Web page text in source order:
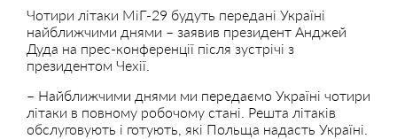
Чотири літаки МіГ-29 будуть передані Україні
найближчими днями – заявив президент Анджей
Дуда на прес-конференції після зустрічі з
президентом Чехії.
– Найближчими днями ми передаємо Україні чотири
літаки в повному робочому стані. Решта літаків
обслуговують і готують, які Польща надасть Україні.